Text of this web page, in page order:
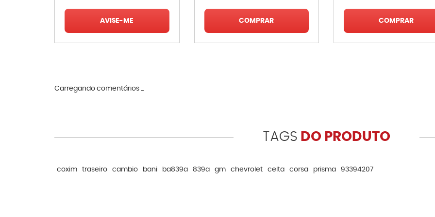
AVISE-ME COMPRAR COMPRAR
Carregando comentários ...
TAGS DO PRODUTO
coxim traseiro cambio bani ba839a 839a gm chevrolet celta corsa prisma 93394207